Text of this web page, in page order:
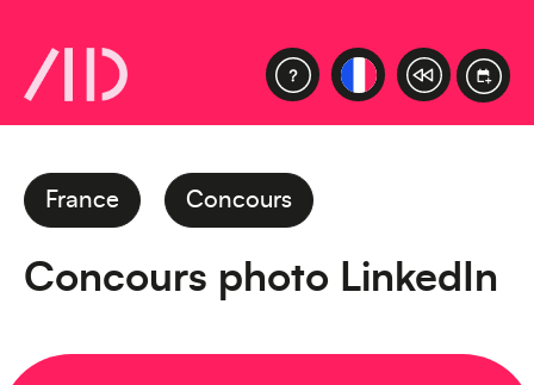
France Concours
Concours photo LinkedIn